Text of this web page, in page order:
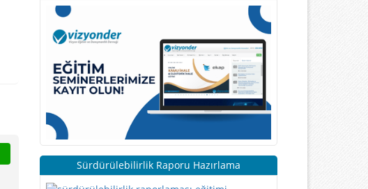
Sürdürülebilirlik Raporu Hazırlama